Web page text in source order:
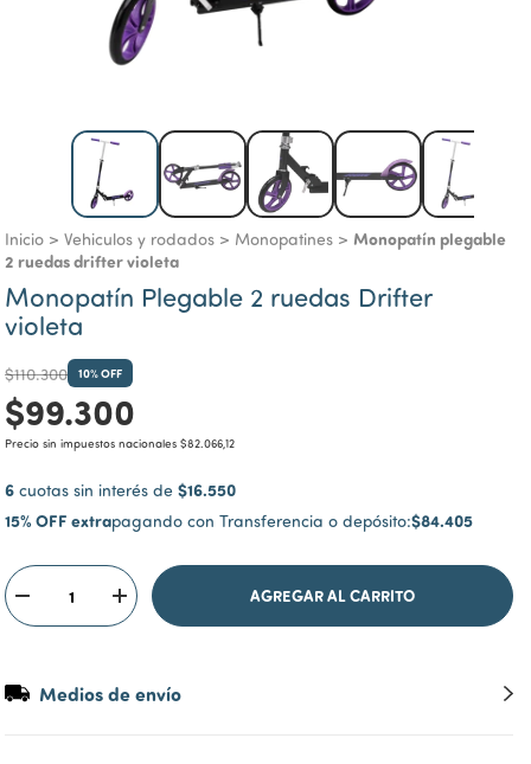
Inicio > Vehiculos y rodados > Monopatines > Monopatín plegable
2 ruedas drifter violeta
Monopatín Plegable 2 ruedas Drifter
violeta
$110.300 10% OFF
$99.300
Precio sin impuestos nacionales $82.066,12
6 cuotas sin interés de $16.550
15% OFF extrapagando con Transferencia o depósito:$84.405
Medios de envío